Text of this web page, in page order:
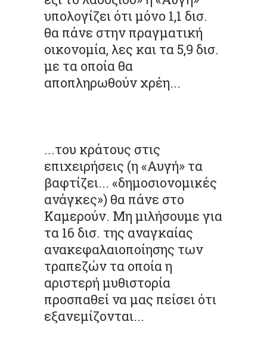
υπολογίζει ότι μόνο 1,1 δισ.
θα πάνε στην πραγματική
οικονομία, λες και τα 5,9 δισ.
με τα οποία θα
αποπληρωθούν χρέη...
...του κράτους στις
επιχειρήσεις (η «Αυγή» τα
βαφτίζει... «δημοσιονομικές
ανάγκες») θα πάνε στο
Καμερούν. Μη μιλήσουμε για
τα 16 δισ. της αναγκαίας
ανακεφαλαιοποίησης των
τραπεζών τα οποία η
αριστερή μυθιστορία
προσπαθεί να μας πείσει ότι
εξανεμίζονται...